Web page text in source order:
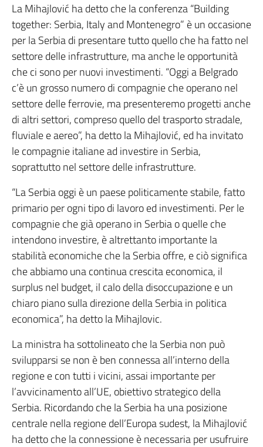
La Mihajlović ha detto che la conferenza “Building
together: Serbia, Italy and Montenegro” è un occasione
per la Serbia di presentare tutto quello che ha fatto nel
settore delle infrastrutture, ma anche le opportunità
che ci sono per nuovi investimenti. “Oggi a Belgrado
c’è un grosso numero di compagnie che operano nel
settore delle ferrovie, ma presenteremo progetti anche
di altri settori, compreso quello del trasporto stradale,
fluviale e aereo”, ha detto la Mihajlović, ed ha invitato
le compagnie italiane ad investire in Serbia,
soprattutto nel settore delle infrastrutture.
“La Serbia oggi è un paese politicamente stabile, fatto
primario per ogni tipo di lavoro ed investimenti. Per le
compagnie che già operano in Serbia o quelle che
intendono investire, è altrettanto importante la
stabilità economiche che la Serbia offre, e ciò significa
che abbiamo una continua crescita economica, il
surplus nel budget, il calo della disoccupazione e un
chiaro piano sulla direzione della Serbia in politica
economica”, ha detto la Mihajlovic.
La ministra ha sottolineato che la Serbia non può
svilupparsi se non è ben connessa all’interno della
regione e con tutti i vicini, assai importante per
l’avvicinamento all’UE, obiettivo strategico della
Serbia. Ricordando che la Serbia ha una posizione
centrale nella regione dell’Europa sudest, la Mihajlović
ha detto che la connessione è necessaria per usufruire